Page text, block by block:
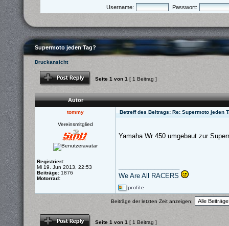
Username: Passwort:
Supermoto jeden Tag?
Druckansicht
Antwort schreiben
Seite 1 von 1 [ 1 Beitrag ]
Autor
tommy Betreff des Beitrags: Re: Supermoto jeden
Vereinsmitglied
Registriert:
Mi 19. Jun 2013, 22:53
Beiträge: 1876
Motorrad:
Yamaha Wr 450 umgebaut zur
We Are All RACERS
Beiträge der letzten Zeit anzeigen:
Antwort schreiben
Seite 1 von 1 [ 1 Beitrag ]